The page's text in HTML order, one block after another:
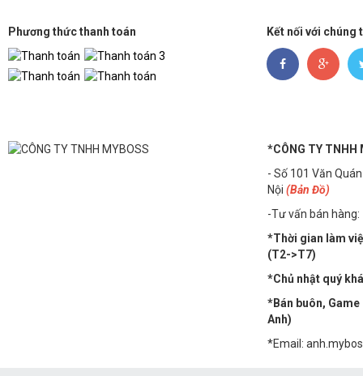
Phương thức thanh toán Kết nối với chúng
*CÔNG TY TNHH
- Số 101 Văn
Nội (Bản Đồ)
-Tư vấn bán hàng:
*Thời gian làm
(T2->T7)
*Chủ nhật quý
*Bán buôn, Game
Anh)
*Email: